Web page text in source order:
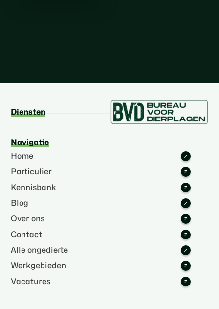
Diensten
Navigatie
Home
Particulier
Kennisbank
Blog
Over ons
Contact
Alle ongedierte
Werkgebieden
Vacatures